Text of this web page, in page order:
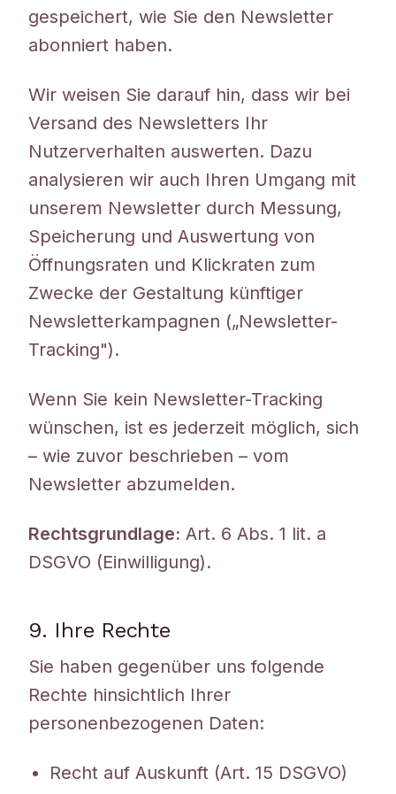
gespeichert, wie Sie den Newsletter
abonniert haben.
Wir weisen Sie darauf hin, dass wir bei
Versand des Newsletters Ihr
Nutzerverhalten auswerten. Dazu
analysieren wir auch Ihren Umgang mit
unserem Newsletter durch Messung,
Speicherung und Auswertung von
Öffnungsraten und Klickraten zum
Zwecke der Gestaltung künftiger
Newsletterkampagnen („Newsletter-
Tracking").
Wenn Sie kein Newsletter-Tracking
wünschen, ist es jederzeit möglich, sich
– wie zuvor beschrieben – vom
Newsletter abzumelden.
Rechtsgrundlage: Art. 6 Abs. 1 lit. a
DSGVO (Einwilligung).
9. Ihre Rechte
Sie haben gegenüber uns folgende
Rechte hinsichtlich Ihrer
personenbezogenen Daten:
Recht auf Auskunft (Art. 15 DSGVO)